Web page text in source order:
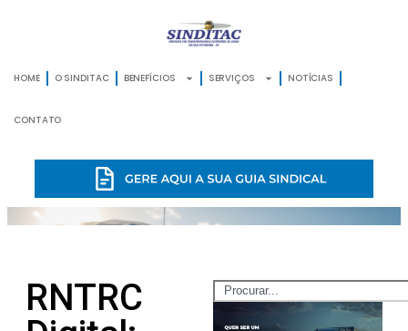
HOME O SINDITAC BENEFÍCIOS SERVIÇOS NOTÍCIAS
CONTATO
RNTRC